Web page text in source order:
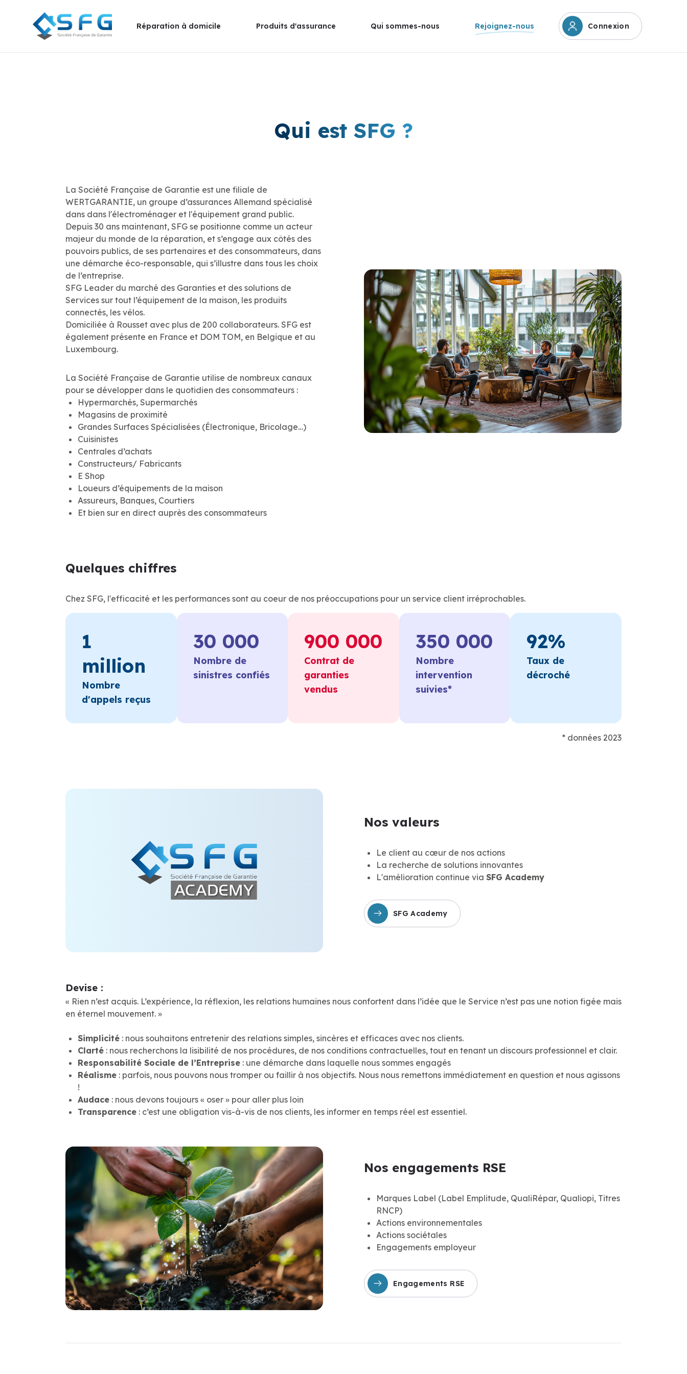
Réparation à domicile Produits d'assurance Qui sommes-nous Rejoignez-nous Connexion
Qui est SFG ?
La Société Française de Garantie est une filiale de
WERTGARANTIE, un groupe d’assurances Allemand spécialisé
dans dans l'électroménager et l'équipement grand public.
Depuis 30 ans maintenant, SFG se positionne comme un acteur
majeur du monde de la réparation, et s’engage aux côtés des
pouvoirs publics, de ses partenaires et des consommateurs, dans
une démarche éco-responsable, qui s’illustre dans tous les choix
de l’entreprise.
SFG Leader du marché des Garanties et des solutions de
Services sur tout l’équipement de la maison, les produits
connectés, les vélos.
Domiciliée à Rousset avec plus de 200 collaborateurs. SFG est
également présente en France et DOM TOM, en Belgique et au
Luxembourg.
La Société Française de Garantie utilise de nombreux canaux
pour se développer dans le quotidien des consommateurs :
Hypermarchés, Supermarchés
Magasins de proximité
Grandes Surfaces Spécialisées (Électronique, Bricolage…)
Cuisinistes
Centrales d’achats
Constructeurs/ Fabricants
E Shop
Loueurs d’équipements de la maison
Assureurs, Banques, Courtiers
Et bien sur en direct auprès des consommateurs
Quelques chiffres
Chez SFG, l'efficacité et les performances sont au coeur de nos préoccupations pour un service client irréprochables.
1
million
Nombre
d'appels reçus
30 000
Nombre de
sinistres confiés
900 000
Contrat de
garanties
vendus
350 000
Nombre
intervention
suivies*
92%
Taux de
décroché
* données 2023
Nos valeurs
Le client au cœur de nos actions
La recherche de solutions innovantes
L'amélioration continue via SFG Academy
SFG Academy
Devise :
« Rien n’est acquis. L’expérience, la réflexion, les relations humaines nous confortent dans l’idée que le Service n’est pas une notion figée mais
en éternel mouvement. »
Simplicité : nous souhaitons entretenir des relations simples, sincères et efficaces avec nos clients.
Clarté : nous recherchons la lisibilité de nos procédures, de nos conditions contractuelles, tout en tenant un discours professionnel et clair.
Responsabilité Sociale de l’Entreprise : une démarche dans laquelle nous sommes engagés
Réalisme : parfois, nous pouvons nous tromper ou faillir à nos objectifs. Nous nous remettons immédiatement en question et nous agissons
!
Audace : nous devons toujours « oser » pour aller plus loin
Transparence : c’est une obligation vis-à-vis de nos clients, les informer en temps réel est essentiel.
Nos engagements RSE
Marques Label (Label Emplitude, QualiRépar, Qualiopi, Titres
RNCP)
Actions environnementales
Actions sociétales
Engagements employeur
Engagements RSE